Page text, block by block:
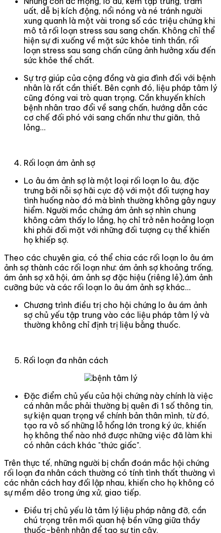
uất, dễ bị kích động, nổi nóng và né tránh người
xung quanh là một vài trong số các triệu chứng khi
mô tả rối loạn stress sau sang chấn. Không chỉ thể
hiện sự đi xuống về mặt sức khỏe tinh thần, rối
loạn stress sau sang chấn cũng ảnh hưởng xấu đến
sức khỏe thể chất.
Sự trợ giúp của cộng đồng và gia đình đối với bệnh
nhân là rất cần thiết. Bên cạnh đó, liệu pháp tâm lý
cũng đóng vai trò quan trọng. Cần khuyến khích
bệnh nhân trao đổi về sang chấn, hướng dẫn các
cơ chế đối phó với sang chấn như thư giãn, thả
lỏng…
Rối loạn ám ảnh sợ
Lo âu ám ảnh sợ là một loại rối loạn lo âu, đặc
trưng bởi nỗi sợ hãi cực độ với một đối tượng hay
tình huống nào đó mà bình thường không gây nguy
hiểm. Người mắc chứng ám ảnh sợ nhìn chung
không cảm thấy lo lắng, họ chỉ trở nên hoảng loạn
khi phải đối mặt với những đối tượng cụ thể khiến
họ khiếp sợ.
Theo các chuyên gia, có thể chia các rối loạn lo âu ám
ảnh sợ thành các rối loạn như: ám ảnh sợ khoảng trống,
ám ảnh sợ xã hội, ám ảnh sợ đặc hiệu (riêng lẻ),ám ảnh
cưỡng bức và các rối loạn lo âu ám ảnh sợ khác...
Chương trình điều trị cho hội chứng lo âu ám ảnh
sợ chủ yếu tập trung vào các liệu pháp tâm lý và
thường không chỉ định trị liệu bằng thuốc.
Rối loạn đa nhân cách
Đặc điểm chủ yếu của hội chứng này chính là việc
cá nhân mắc phải thường bị quên đi 1 số thông tin,
sự kiện quan trọng về chính bản thân mình, từ đó,
tạo ra vô số những lỗ hổng lớn trong ký ức, khiến
họ không thể nào nhớ được những việc đã làm khi
có nhân cách khác "thức giấc".
Trên thực tế, những người bị chẩn đoán mắc hội chứng
rối loạn đa nhân cách thường có tính tình thất thường vì
các nhân cách hay đối lập nhau, khiến cho họ không có
sự mềm dẻo trong ứng xử, giao tiếp.
Điều trị chủ yếu là tâm lý liệu pháp nâng đỡ, cần
chú trọng trên mối quan hệ bền vững giữa thầy
thuốc-bệnh nhân để tạo sự tin cậy.